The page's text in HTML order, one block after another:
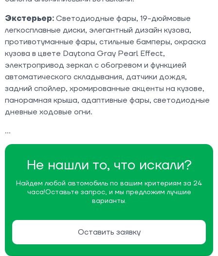
Не нашли то, что искали?
Найдем любой автомобиль по вашим критериям за 24
часа!Оставьте запрос, и мы предложим лучшие
варианты.
Оставить заявку
Экстерьер: Светодиодные фары, 19-дюймовые
легкосплавные диски, элегантный дизайн кузова,
противотуманные фары, стильные бамперы, окраска
кузова в цвете Daytona Gray Pearl Effect,
электропривод зеркал с обогревом и функцией
автоматического складывания, датчики дождя,
задний спойлер, хромированные акценты на кузове,
панорамная крыша, адаптивные фары, светодиодные
дневные ходовые огни.